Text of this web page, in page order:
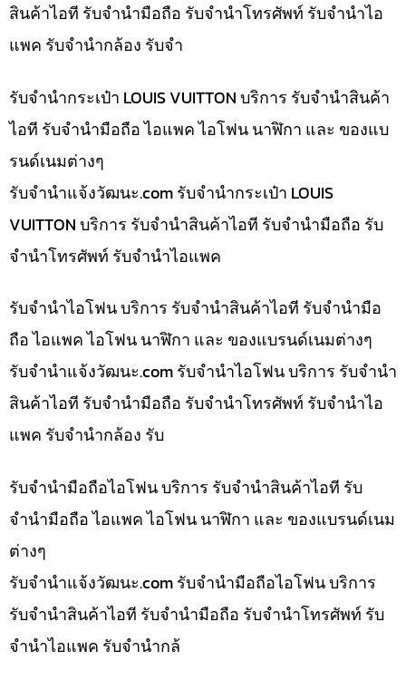
สินค้าไอที รับจำนำมือถือ รับจำนำโทรศัพท์ รับจำนำไอ
แพค รับจำนำกล้อง รับจำ
รับจำนำกระเป๋า LOUIS VUITTON บริการ รับจำนำสินค้า
ไอที รับจำนำมือถือ ไอแพค ไอโฟน นาฬิกา และ ของแบ
รนด์เนมต่างๆ
รับจํานําแจ้งวัฒนะ.com รับจำนำกระเป๋า LOUIS
VUITTON บริการ รับจำนำสินค้าไอที รับจำนำมือถือ รับ
จำนำโทรศัพท์ รับจำนำไอแพค
รับจำนำไอโฟน บริการ รับจำนำสินค้าไอที รับจำนำมือ
ถือ ไอแพค ไอโฟน นาฬิกา และ ของแบรนด์เนมต่างๆ
รับจํานําแจ้งวัฒนะ.com รับจำนำไอโฟน บริการ รับจำนำ
สินค้าไอที รับจำนำมือถือ รับจำนำโทรศัพท์ รับจำนำไอ
แพค รับจำนำกล้อง รับ
รับจำนำมือถือไอโฟน บริการ รับจำนำสินค้าไอที รับ
จำนำมือถือ ไอแพค ไอโฟน นาฬิกา และ ของแบรนด์เนม
ต่างๆ
รับจํานําแจ้งวัฒนะ.com รับจำนำมือถือไอโฟน บริการ
รับจำนำสินค้าไอที รับจำนำมือถือ รับจำนำโทรศัพท์ รับ
จำนำไอแพค รับจำนำกล้